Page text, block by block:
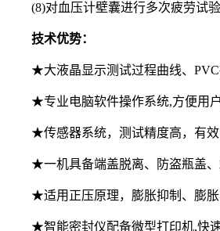
(8)对血压计壁囊进行多次疲劳试验
技术优势：
★大液晶显示测试过程曲线、PVC
★专业电脑软件操作系统,方便用户
★传感器系统，测试精度高，有效
★一机具备端盖脱离、防盗瓶盖、
★适用正压原理，膨胀抑制、膨胀
★智能密封仪配备微型打印机,快速